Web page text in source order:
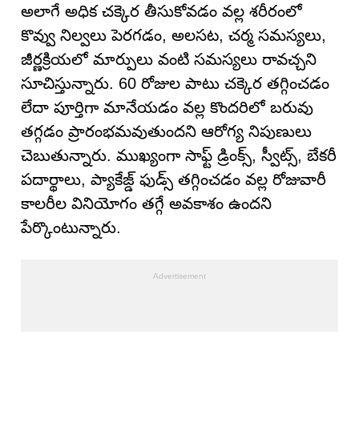
అలాగే అధిక చక్కెర తీసుకోవడం వల్ల శరీరంలో
కొవ్వు నిల్వలు పెరగడం, అలసట, చర్మ సమస్యలు,
జీర్ణక్రియలో మార్పులు వంటి సమస్యలు రావచ్చని
సూచిస్తున్నారు. 60 రోజుల పాటు చక్కెర తగ్గించడం
లేదా పూర్తిగా మానేయడం వల్ల కొందరిలో బరువు
తగ్గడం ప్రారంభమవుతుందని ఆరోగ్య నిపుణులు
చెబుతున్నారు. ముఖ్యంగా సాఫ్ట్ డ్రింక్స్‌, స్వీట్స్‌, బేకరీ
పదార్థాలు, ప్యాకేజ్డ్ ఫుడ్స్ తగ్గించడం వల్ల రోజువారీ
కాలరీల వినియోగం తగ్గే అవకాశం ఉందని
పేర్కొంటున్నారు.